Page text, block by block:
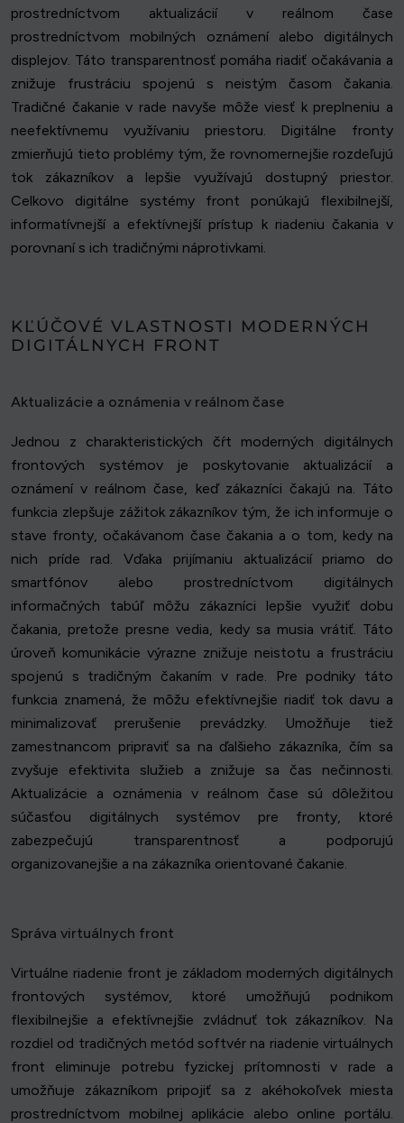
prostredníctvom aktualizácií v reálnom čase
prostredníctvom mobilných oznámení alebo digitálnych
displejov. Táto transparentnosť pomáha riadiť očakávania a
znižuje frustráciu spojenú s neistým časom čakania.
Tradičné čakanie v rade navyše môže viesť k preplneniu a
neefektívnemu využívaniu priestoru. Digitálne fronty
zmierňujú tieto problémy tým, že rovnomernejšie rozdeľujú
tok zákazníkov a lepšie využívajú dostupný priestor.
Celkovo digitálne systémy front ponúkajú flexibilnejší,
informatívnejší a efektívnejší prístup k riadeniu čakania v
porovnaní s ich tradičnými náprotivkami.
KĽÚČOVÉ VLASTNOSTI MODERNÝCH
DIGITÁLNYCH FRONT
Aktualizácie a oznámenia v reálnom čase
Jednou z charakteristických čŕt moderných digitálnych
frontových systémov je poskytovanie aktualizácií a
oznámení v reálnom čase, keď zákazníci čakajú na. Táto
funkcia zlepšuje zážitok zákazníkov tým, že ich informuje o
stave fronty, očakávanom čase čakania a o tom, kedy na
nich príde rad. Vďaka prijímaniu aktualizácií priamo do
smartfónov alebo prostredníctvom digitálnych
informačných tabúľ môžu zákazníci lepšie využiť dobu
čakania, pretože presne vedia, kedy sa musia vrátiť. Táto
úroveň komunikácie výrazne znižuje neistotu a frustráciu
spojenú s tradičným čakaním v rade. Pre podniky táto
funkcia znamená, že môžu efektívnejšie riadiť tok davu a
minimalizovať prerušenie prevádzky. Umožňuje tiež
zamestnancom pripraviť sa na ďalšieho zákazníka, čím sa
zvyšuje efektivita služieb a znižuje sa čas nečinnosti.
Aktualizácie a oznámenia v reálnom čase sú dôležitou
súčasťou digitálnych systémov pre fronty, ktoré
zabezpečujú transparentnosť a podporujú
organizovanejšie a na zákazníka orientované čakanie.
Správa virtuálnych front
Virtuálne riadenie front je základom moderných digitálnych
frontových systémov, ktoré umožňujú podnikom
flexibilnejšie a efektívnejšie zvládnuť tok zákazníkov. Na
rozdiel od tradičných metód softvér na riadenie virtuálnych
front eliminuje potrebu fyzickej prítomnosti v rade a
umožňuje zákazníkom pripojiť sa z akéhokoľvek miesta
prostredníctvom mobilnej aplikácie alebo online portálu.